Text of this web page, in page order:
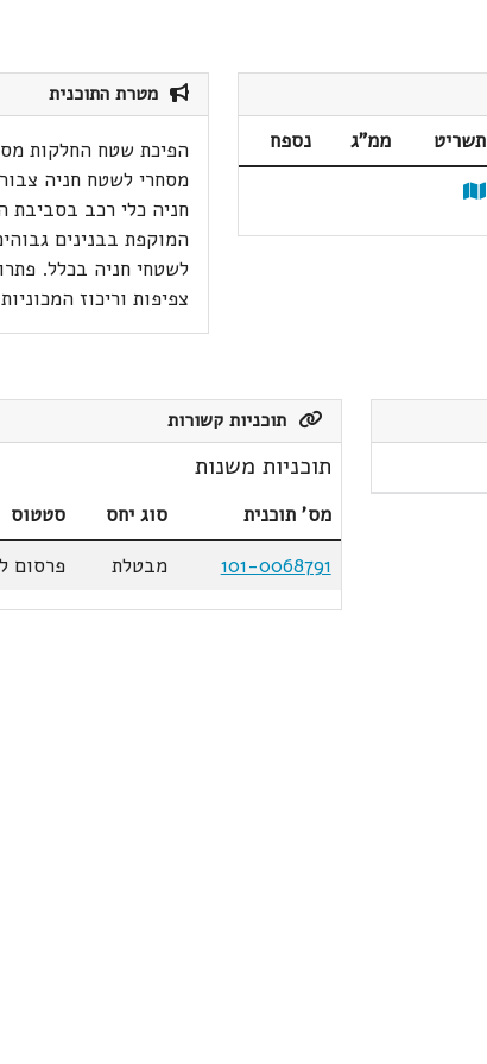
תשריט ממ"ג
נספח
מטרת התוכנית
מסחרי לשטח חניה
חניה כלי רכב בסביבת
המוקפת בבנינים
לשטחי חניה בכלל.
צפיפות וריכוז
תוכניות קשורות
תוכניות משנות
מס' תוכנית סוג יחס
סטטוס
101-0068791
מבטלת פרסום